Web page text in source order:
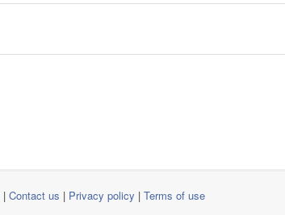
| Contact us | Privacy policy | Terms of use